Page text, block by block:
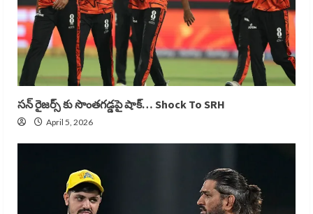
సన్ రైజర్స్ కు సొంతగడ్డపై షాక్… Shock To SRH
April 5, 2026